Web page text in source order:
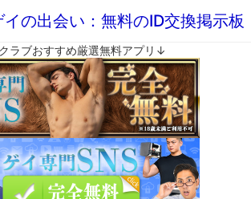
の出会い：無料のID交換掲示板
ラブおすすめ厳選無料アプリ↓